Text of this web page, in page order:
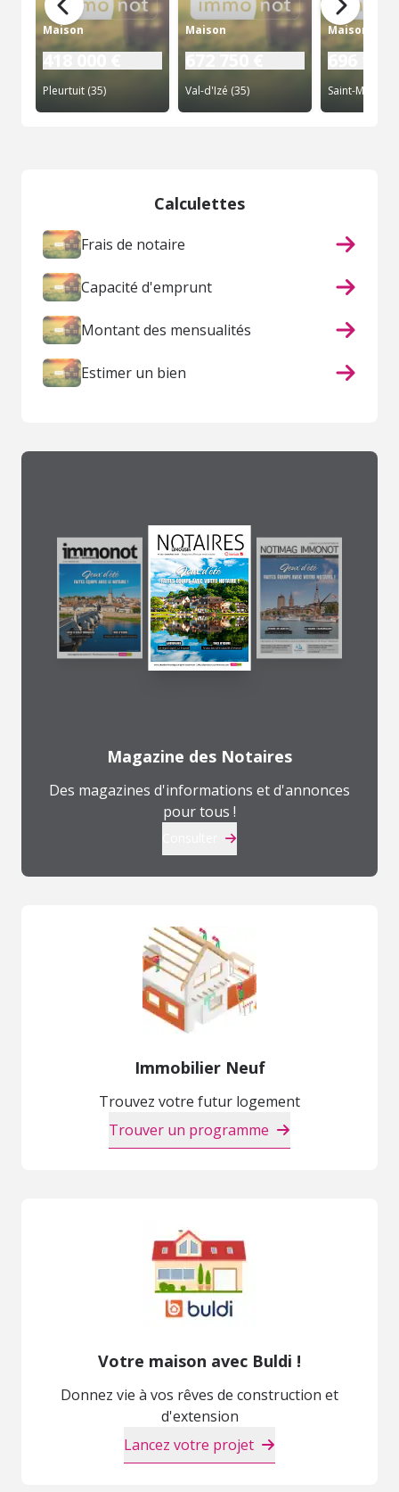
Maison
Pleurtuit (35)
Maison
Val-d'Izé (35)
Maison
Saint-Malo
Calculettes
Frais de notaire
Capacité d'emprunt
Montant des mensualités
Estimer un bien
Magazine des Notaires
Des magazines d'informations et d'annonces
pour tous !
Immobilier Neuf
Trouvez votre futur logement
Trouver un programme
Votre maison avec Buldi !
Donnez vie à vos rêves de construction et
d'extension
Lancez votre projet